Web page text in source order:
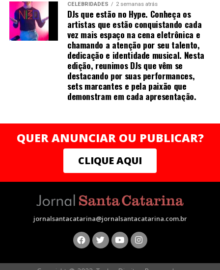
CELEBRIDADES 2 semanas atrás
DJs que estão no Hype. Conheça os
artistas que estão conquistando cada
vez mais espaço na cena eletrônica e
chamando a atenção por seu talento,
dedicação e identidade musical. Nesta
edição, reunimos DJs que vêm se
destacando por suas performances,
sets marcantes e pela paixão que
demonstram em cada apresentação.
QUER ANUNCIAR OU PUBLICAR?
CLIQUE AQUI
jornalsantacatarina@jornalsantacatarina.com.br